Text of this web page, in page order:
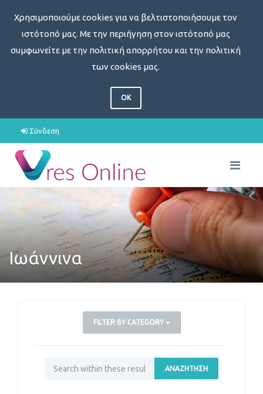
Χρησιμοποιούμε cookies για να βελτιστοποιήσουμε τον
ιστότοπό μας. Με την περιήγηση στον ιστότοπό μας
συμφωνείτε με την πολιτική απορρήτου και την πολιτική
των cookies μας.
OK
Σύνδεση
Ιωάννινα
FILTER BY CATEGORY
ΑΝΑΖΉΤΗΣΗ